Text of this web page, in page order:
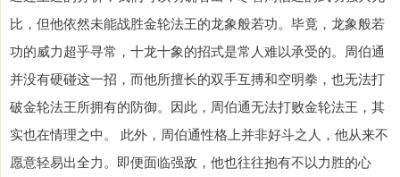
比，但他依然未能战胜金轮法王的龙象般若功。毕竟，龙象般若
功的威力超乎寻常，十龙十象的招式是常人难以承受的。周伯通
并没有硬碰这一招，而他所擅长的双手互搏和空明拳，也无法打
破金轮法王所拥有的防御。因此，周伯通无法打败金轮法王，其
实也在情理之中。 此外，周伯通性格上并非好斗之人，他从来不
愿意轻易出全力。即便面临强敌，他也往往抱有不以力胜的心